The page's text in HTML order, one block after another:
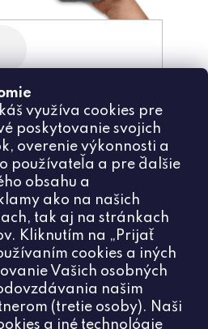
využíva cookies pre
poskytovanie svojich
overenie výkonnosti a
používateľa a pre ďalšie
obsahu a
ako na našich
tak aj na stránkach
Kliknutím na „Prijať
cookies a iných
Vašich osobných
našim
(tretie osoby). Naši
a iné technológie